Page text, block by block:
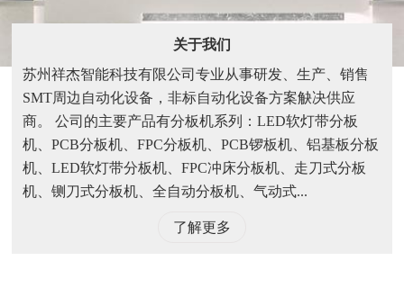
关于我们
苏州祥杰智能科技有限公司专业从事研发、生产、销售
SMT周边自动化设备，非标自动化设备方案觖决供应
商。 公司的主要产品有分板机系列：LED软灯带分板
机、PCB分板机、FPC分板机、PCB锣板机、铝基板分板
机、LED软灯带分板机、FPC冲床分板机、走刀式分板
机、铡刀式分板机、全自动分板机、气动式...
了解更多